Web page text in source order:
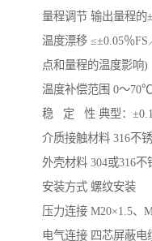
量程调节 输出量程的
温度漂移 ≤±0.05％
点和量程的温度影响)
温度补偿范围 0～70℃
稳 定 性 典型：±0.1
介质接触材料 316不
外壳材料 304或316不
安装方式 螺纹安装
压力连接 M20×1.5、
电气连接 四芯屏蔽